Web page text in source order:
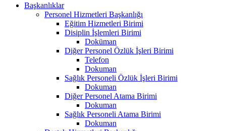
Başkanlıklar
Personel Hizmetleri Başkanlığı
Eğitim Hizmetleri Birimi
Disiplin İşlemleri Birimi
Doküman
Diğer Personel Özlük İşleri Birimi
Telefon
Dokuman
Sağlık Personeli Özlük İşleri Birimi
Dokuman
Diğer Personel Atama Birimi
Dokuman
Sağlık Personeli Atama Birimi
Dokuman